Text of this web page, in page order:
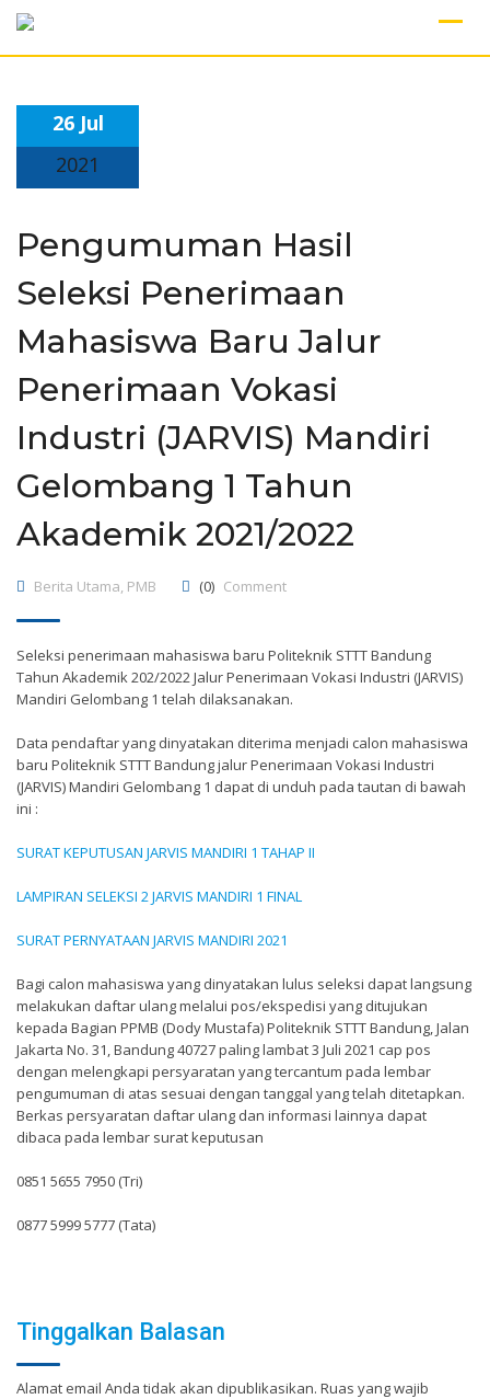
Skip
content
26 Jul
2021
Pengumuman Hasil
Seleksi Penerimaan
Mahasiswa Baru Jalur
Penerimaan Vokasi
Industri (JARVIS) Mandiri
Gelombang 1 Tahun
Akademik 2021/2022
Berita Utama, PMB (0) Comment
Seleksi penerimaan mahasiswa baru Politeknik STTT Bandung
Tahun Akademik 202/2022 Jalur Penerimaan Vokasi Industri (JARVIS)
Mandiri Gelombang 1 telah dilaksanakan.
Data pendaftar yang dinyatakan diterima menjadi calon mahasiswa
baru Politeknik STTT Bandung jalur Penerimaan Vokasi Industri
(JARVIS) Mandiri Gelombang 1 dapat di unduh pada tautan di bawah
ini :
SURAT KEPUTUSAN JARVIS MANDIRI 1 TAHAP II
LAMPIRAN SELEKSI 2 JARVIS MANDIRI 1 FINAL
SURAT PERNYATAAN JARVIS MANDIRI 2021
Bagi calon mahasiswa yang dinyatakan lulus seleksi dapat langsung
melakukan daftar ulang melalui pos/ekspedisi yang ditujukan
kepada Bagian PPMB (Dody Mustafa) Politeknik STTT Bandung, Jalan
Jakarta No. 31, Bandung 40727 paling lambat 3 Juli 2021 cap pos
dengan melengkapi persyaratan yang tercantum pada lembar
pengumuman di atas sesuai dengan tanggal yang telah ditetapkan.
Berkas persyaratan daftar ulang dan informasi lainnya dapat
dibaca pada lembar surat keputusan
0851 5655 7950 (Tri)
0877 5999 5777 (Tata)
Tinggalkan Balasan
Alamat email Anda tidak akan dipublikasikan. Ruas yang wajib